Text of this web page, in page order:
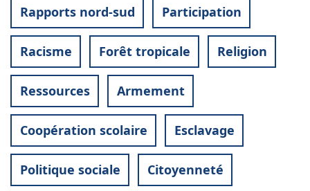
Rapports nord-sud Participation
Racisme Forêt tropicale Religion
Ressources Armement
Coopération scolaire Esclavage
Politique sociale Citoyenneté